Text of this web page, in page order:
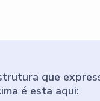
que
é esta aqui: